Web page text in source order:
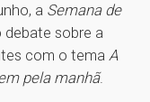
a Semana de
debate sobre a
com o tema A
pela manhã.